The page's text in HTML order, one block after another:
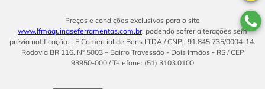
Preços e condições exclusivos para o site
www.lfmaquinaseferramentas.com.br, podendo sofrer alterações sem
prévia notificação. LF Comercial de Bens LTDA / CNPJ: 91.845.735/0004-14.
Rodovia BR 116, Nº 5003 – Bairro Travessão - Dois Irmãos - RS / CEP
93950-000 / Telefone: (51) 3103.0100